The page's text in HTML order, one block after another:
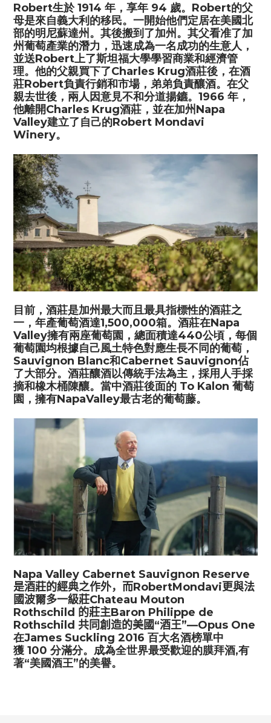
Robert生於1914 年，享年 94 歲。 Robert的父
母是來自義大利的移民。一開始他們定居在美國北
部的明尼蘇達州。其後搬到了加州。其父看准了加
州葡萄產業的潛力，迅速成為一名成功的生意人，
並送Robert上了斯坦福大學學習商業和經濟管
理。他的父親買下了Charles Krug酒莊後，在酒
莊Robert負責行銷和市場，弟弟負責釀酒。在父
親去世後，兩人因意見不和分道揚鑣。 1966 年，
他離開Charles Krug酒莊，並在加州Napa
Valley建立了自己的Robert Mondavi
Winery。
目前，酒莊是加州最大而且最具指標性的酒莊之
一，年產葡萄酒達1,500,000箱。酒莊在Napa
Valley擁有兩座葡萄園，總面積達440公頃，每個
葡萄園均根據自己風土特色對應生長不同的葡萄，
Sauvignon Blanc和Cabernet Sauvignon佔
了大部分。酒莊釀酒以傳統手法為主，採用人手採
摘和橡木桶陳釀。當中酒莊後面的 To Kalon 葡萄
園，擁有NapaValley最古老的葡萄藤。
Napa Valley Cabernet Sauvignon Reserve
是酒莊的經典之作外，而RobertMondavi更與法
國波爾多一級莊Chateau Mouton
Rothschild 的莊主Baron Philippe de
Rothschild 共同創造的美國“酒王”—Opus One
在James Suckling 2016 百大名酒榜單中
獲 100 分滿分。成為全世界最受歡迎的膜拜酒,有
著“美國酒王”的美譽。